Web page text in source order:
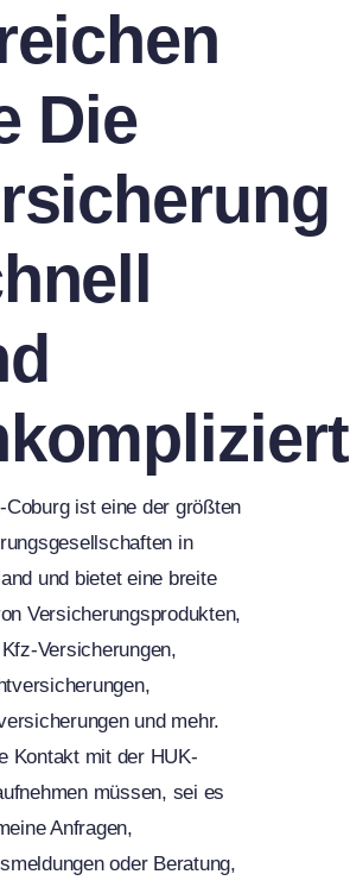
Die
Coburg ist eine der größten
in
und bietet eine breite
Versicherungsprodukten,
Versicherungen,
und mehr.
Kontakt mit der HUK-
müssen, sei es
Anfragen,
oder Beratung,